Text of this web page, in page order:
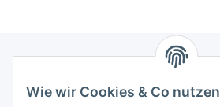
Wie wir Cookies & Co nutzen
Zahlungsmöglichkeiten